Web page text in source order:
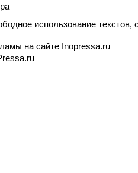
использование текстов,
на сайте Inopressa.ru